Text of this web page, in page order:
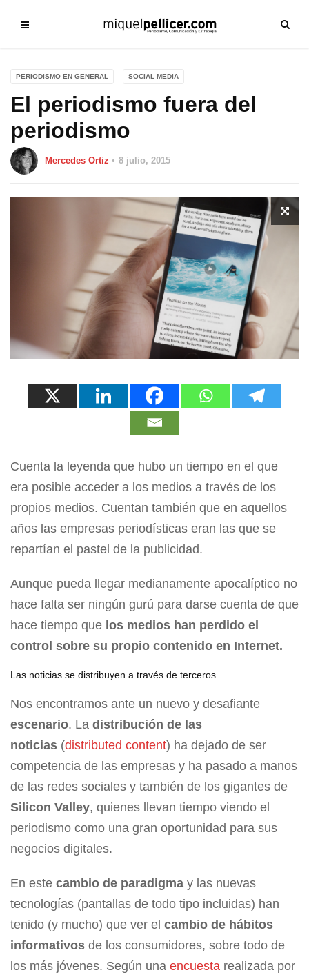
PERIODISMO EN GENERAL SOCIAL MEDIA
El periodismo fuera del
periodismo
Mercedes Ortiz 8 julio, 2015
Cuenta la leyenda que hubo un tiempo en el que
era posible acceder a los medios a través de los
propios medios. Cuentan también que en aquellos
años las empresas periodísticas eran las que se
repartían el pastel de la publicidad.
Aunque pueda llegar medianamente apocalíptico no
hace falta ser ningún gurú para darse cuenta de que
hace tiempo que los medios han perdido el
control sobre su propio contenido en Internet.
Las noticias se distribuyen a través de terceros
Nos encontramos ante un nuevo y desafiante
escenario. La distribución de las
noticias (distributed content) ha dejado de ser
competencia de las empresas y ha pasado a manos
de las redes sociales y también de los gigantes de
Silicon Valley, quienes llevan tiempo viendo el
periodismo como una gran oportunidad para sus
negocios digitales.
En este cambio de paradigma y las nuevas
tecnologías (pantallas de todo tipo incluidas) han
tenido (y mucho) que ver el cambio de hábitos
informativos de los consumidores, sobre todo de
los más jóvenes. Según una encuesta realizada por